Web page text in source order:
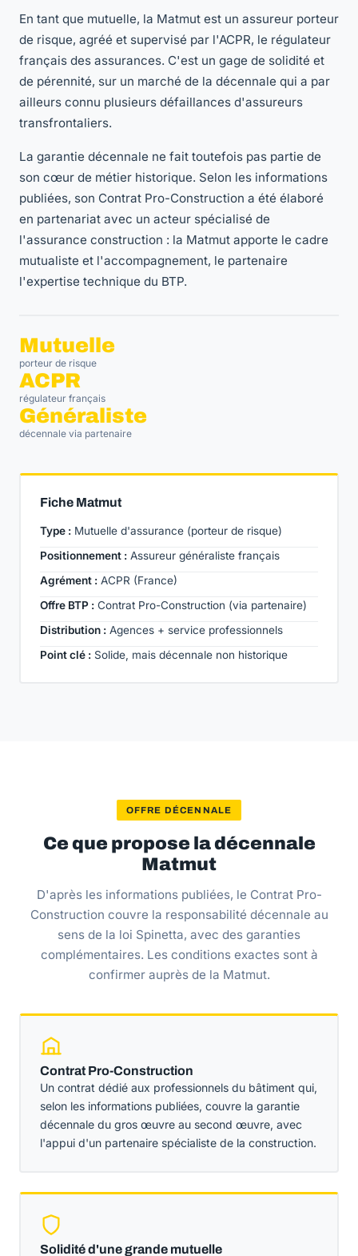
En tant que mutuelle, la Matmut est un assureur porteur
de risque, agréé et supervisé par l'ACPR, le régulateur
français des assurances. C'est un gage de solidité et
de pérennité, sur un marché de la décennale qui a par
ailleurs connu plusieurs défaillances d'assureurs
transfrontaliers.
La garantie décennale ne fait toutefois pas partie de
son cœur de métier historique. Selon les informations
publiées, son Contrat Pro-Construction a été élaboré
en partenariat avec un acteur spécialisé de
l'assurance construction : la Matmut apporte le cadre
mutualiste et l'accompagnement, le partenaire
l'expertise technique du BTP.
Mutuelle
porteur de risque
ACPR
régulateur français
Généraliste
décennale via partenaire
Fiche Matmut
Type : Mutuelle d'assurance (porteur de risque)
Positionnement : Assureur généraliste français
Agrément : ACPR (France)
Offre BTP : Contrat Pro-Construction (via partenaire)
Distribution : Agences + service professionnels
Point clé : Solide, mais décennale non historique
OFFRE DÉCENNALE
Ce que propose la décennale
Matmut
D'après les informations publiées, le Contrat Pro-
Construction couvre la responsabilité décennale au
sens de la loi Spinetta, avec des garanties
complémentaires. Les conditions exactes sont à
confirmer auprès de la Matmut.
Contrat Pro-Construction
Un contrat dédié aux professionnels du bâtiment qui,
selon les informations publiées, couvre la garantie
décennale du gros œuvre au second œuvre, avec
l'appui d'un partenaire spécialiste de la construction.
Solidité d'une grande mutuelle